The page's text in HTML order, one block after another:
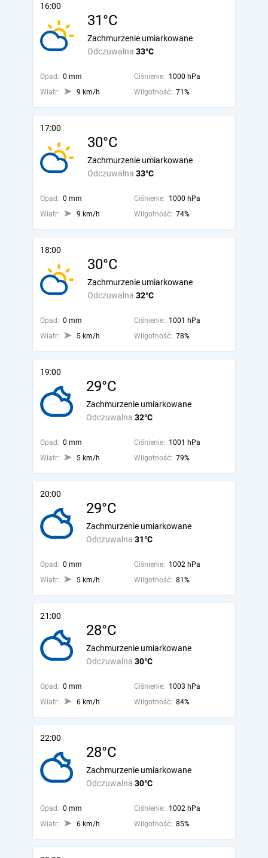
16:00
31°C
Odczuwalna 33°C
Zachmurzenie umiarkowane
Opad: 0 mm Ciśnienie: 1000 hPa
Wiatr:
9 km/h Wilgotność: 71%
17:00
30°C
Odczuwalna 33°C
Zachmurzenie umiarkowane
Opad: 0 mm Ciśnienie: 1000 hPa
Wiatr:
9 km/h Wilgotność: 74%
18:00
30°C
Odczuwalna 32°C
Zachmurzenie umiarkowane
Opad: 0 mm Ciśnienie: 1001 hPa
Wiatr:
5 km/h Wilgotność: 78%
19:00
29°C
Odczuwalna 32°C
Zachmurzenie umiarkowane
Opad: 0 mm Ciśnienie: 1001 hPa
Wiatr:
5 km/h Wilgotność: 79%
20:00
29°C
Odczuwalna 31°C
Zachmurzenie umiarkowane
Opad: 0 mm Ciśnienie: 1002 hPa
Wiatr:
5 km/h Wilgotność: 81%
21:00
28°C
Odczuwalna 30°C
Zachmurzenie umiarkowane
Opad: 0 mm Ciśnienie: 1003 hPa
Wiatr:
6 km/h Wilgotność: 84%
22:00
28°C
Odczuwalna 30°C
Zachmurzenie umiarkowane
Opad: 0 mm Ciśnienie: 1002 hPa
Wiatr:
6 km/h Wilgotność: 85%